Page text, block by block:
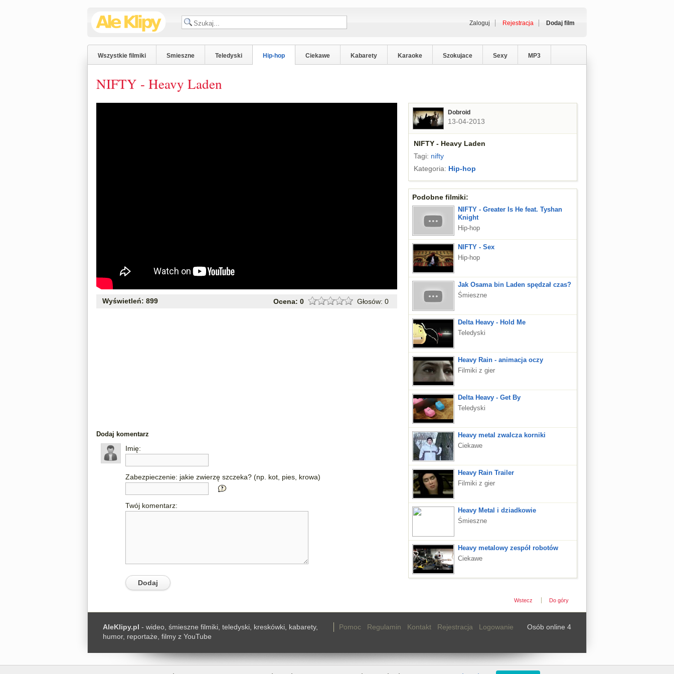
Zaloguj Rejestracja Dodaj film
Wszystkie filmiki Smieszne Teledyski Hip-hop Ciekawe Kabarety Karaoke Szokujace Sexy MP3
NIFTY - Heavy Laden
Wyświetleń: 899 Ocena: 0 Głosów: 0
Dodaj komentarz
Imię:
Zabezpieczenie: jakie zwierzę szczeka? (np. kot, pies, krowa)
Twój komentarz:
Dobroid
13-04-2013
NIFTY - Heavy Laden
Tagi: nifty
Kategoria: Hip-hop
Podobne filmiki:
NIFTY - Greater Is He feat. Tyshan
Knight
Hip-hop
NIFTY - Sex
Hip-hop
Jak Osama bin Laden spędzał czas?
Śmieszne
Delta Heavy - Hold Me
Teledyski
Heavy Rain - animacja oczy
Filmiki z gier
Delta Heavy - Get By
Teledyski
Heavy metal zwalcza korniki
Ciekawe
Heavy Rain Trailer
Filmiki z gier
Heavy Metal i dziadkowie
Śmieszne
Heavy metalowy zespół robotów
Ciekawe
Wstecz Do góry
AleKlipy.pl - wideo, śmieszne filmiki, teledyski, kreskówki, kabarety,
humor, reportaże, filmy z YouTube
Pomoc Regulamin Kontakt Rejestracja Logowanie Osób online 4